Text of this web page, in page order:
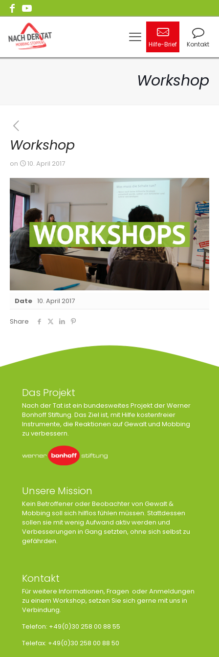
Hilfe-Brief Kontakt
Workshop
Workshop
on 10. April 2017
Date 10. April 2017
Share
Das Projekt
Nach der Tat ist ein bundesweites Projekt der Werner
Bonhoff Stiftung. Das Ziel ist, mit Hilfe kostenfreier
Instrumente, die Reaktionen auf Gewalt und Mobbing
zu verbessern.
Unsere Mission
Kein Betroffener oder Beobachter von Gewalt &
Mobbing soll sich hilflos fühlen müssen. Stattdessen
sollen sie mit wenig Aufwand aktiv werden und
Verbesserungen in Gang setzten, ohne sich selbst zu
gefährden.
Kontakt
Für weitere Informationen, Fragen oder Anmeldungen
zu einem Workshop, setzen Sie sich gerne mit uns in
Verbindung.
Telefon: +49(0)30 258 00 88 55
Telefax: +49(0)30 258 00 88 50